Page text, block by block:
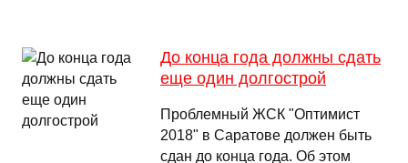
До конца года должны сдать
еще один долгострой
Проблемный ЖСК "Оптимист
2018" в Саратове должен быть
сдан до конца года. Об этом